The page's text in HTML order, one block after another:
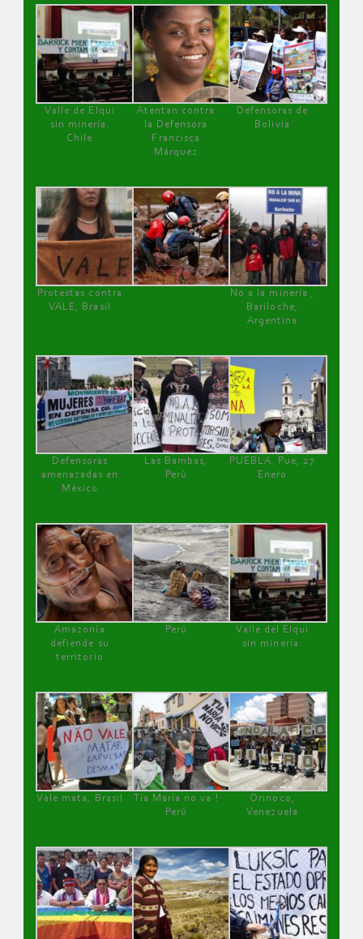
Valle de Elqui
sin minería.
Chile
Atentan contra
la Defensora
Francisca
Márquez
Defensoras de
Bolivia
Protestas contra
VALE, Brasil
No a la minería ,
Bariloche,
Argentina
Defensoras
amenazadas en
México
Las Bambas,
Perú
PUEBLA, Pue, 27
Enero
Amazonía
defiende su
territorio
Perú
Valle del Elqui
sin minería.
Vale mata, Brasil
Tía María no va !
Perú
Orinoco,
Venezuela